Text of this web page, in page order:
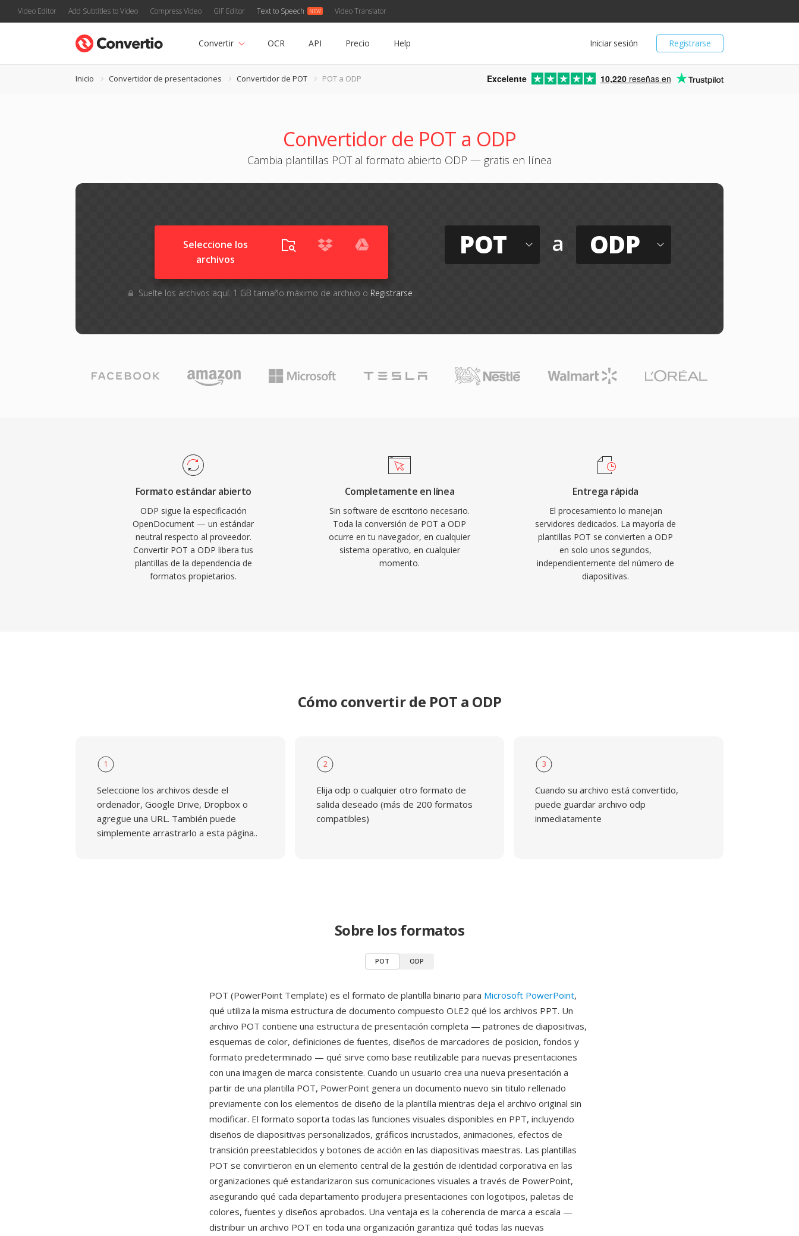
Video Editor Add Subtitles to Video Compress Video GIF Editor Text to Speech Video Translator
Registrarse
Iniciar sesión
Convertir OCR API Precio Help
Inicio Convertidor de presentaciones Convertidor de POT POT a ODP Excelente 10,220 reseñas en
Convertidor de POT a ODP
Cambia plantillas POT al formato abierto ODP — gratis en línea
Seleccione los
archivos
Suelte los archivos aquí. 1 GB tamaño máximo de archivo o Registrarse
POT a ODP
Formato estándar abierto
ODP sigue la especificación
OpenDocument — un estándar
neutral respecto al proveedor.
Convertir POT a ODP libera tus
plantillas de la dependencia de
formatos propietarios.
Completamente en línea
Sin software de escritorio necesario.
Toda la conversión de POT a ODP
ocurre en tu navegador, en cualquier
sistema operativo, en cualquier
momento.
Entrega rápida
El procesamiento lo manejan
servidores dedicados. La mayoría de
plantillas POT se convierten a ODP
en solo unos segundos,
independientemente del número de
diapositivas.
Cómo convertir de POT a ODP
1
Seleccione los archivos desde el
ordenador, Google Drive, Dropbox o
agregue una URL. También puede
simplemente arrastrarlo a esta página..
2
Elija odp o cualquier otro formato de
salida deseado (más de 200 formatos
compatibles)
3
Cuando su archivo está convertido,
puede guardar archivo odp
inmediatamente
Sobre los formatos
POT ODP
POT (PowerPoint Template) es el formato de plantilla binario para Microsoft PowerPoint,
qué utiliza la misma estructura de documento compuesto OLE2 qué los archivos PPT. Un
archivo POT contiene una estructura de presentación completa — patrones de diapositivas,
esquemas de color, definiciones de fuentes, diseños de marcadores de posicion, fondos y
formato predeterminado — qué sirve como base reutilizable para nuevas presentaciones
con una imagen de marca consistente. Cuando un usuario crea una nueva presentación a
partir de una plantilla POT, PowerPoint genera un documento nuevo sin titulo rellenado
previamente con los elementos de diseño de la plantilla mientras deja el archivo original sin
modificar. El formato soporta todas las funciones visuales disponibles en PPT, incluyendo
diseños de diapositivas personalizados, gráficos incrustados, animaciones, efectos de
transición preestablecidos y botones de acción en las diapositivas maestras. Las plantillas
POT se convirtieron en un elemento central de la gestión de identidad corporativa en las
organizaciones qué estandarizaron sus comunicaciones visuales a través de PowerPoint,
asegurando qué cada departamento produjera presentaciones con logotipos, paletas de
colores, fuentes y diseños aprobados. Una ventaja es la coherencia de marca a escala —
distribuir un archivo POT en toda una organización garantiza qué todas las nuevas